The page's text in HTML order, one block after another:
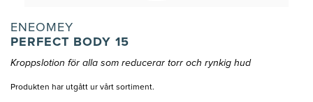
ENEOMEY
PERFECT BODY 15
Kroppslotion för alla som reducerar torr och rynkig hud
Produkten har utgått ur vårt sortiment.